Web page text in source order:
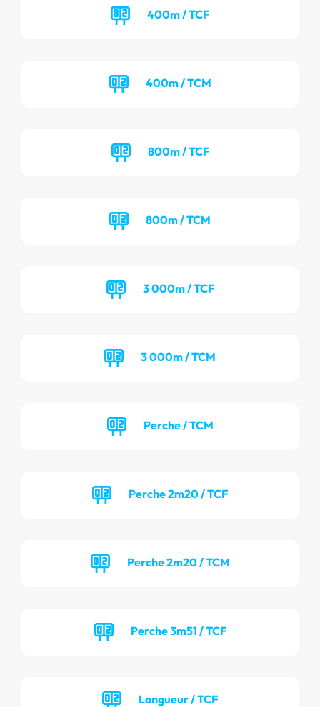
400m / TCF
400m / TCM
800m / TCF
800m / TCM
3 000m / TCF
3 000m / TCM
Perche / TCM
Perche 2m20 / TCF
Perche 2m20 / TCM
Perche 3m51 / TCF
Longueur / TCF